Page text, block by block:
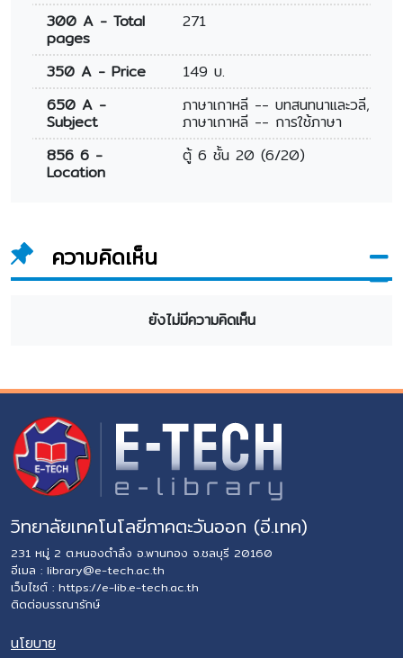
300 A - Total
pages
271
350 A - Price
149 บ.
650 A -
Subject
ภาษาเกาหลี -- บทสนทนาและวลี,
ภาษาเกาหลี -- การใช้ภาษา
856 6 -
Location
ตู้ 6 ชั้น 20 (6/20)
ความคิดเห็น
ยังไม่มีความคิดเห็น
วิทยาลัยเทคโนโลยีภาคตะวันออก (อี.เทค)
231 หมู่ 2 ต.หนองตำลึง อ.พานทอง จ.ชลบุรี 20160
อีเมล : library@e-tech.ac.th
เว็บไซต์ : https://e-lib.e-tech.ac.th
ติดต่อบรรณารักษ์
นโยบาย